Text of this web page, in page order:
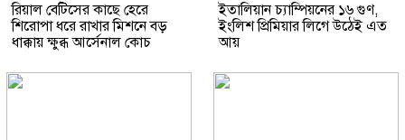
রিয়াল বেটিসের কাছে হেরে
শিরোপা ধরে রাখার মিশনে বড়
ধাক্কায় ক্ষুব্ধ আর্সেনাল কোচ
ইতালিয়ান চ্যাম্পিয়নের ১৬ গুণ,
ইংলিশ প্রিমিয়ার লিগে উঠেই এত
আয়